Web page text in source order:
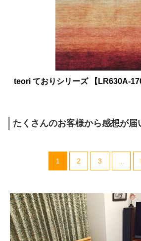
teori ておりシリーズ 【LR630A-
たくさんのお客様から感想が届
1 2 3